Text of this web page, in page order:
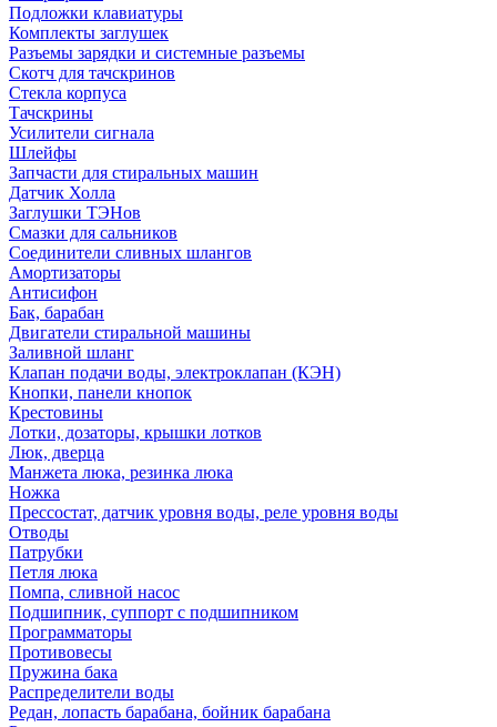
Подложки клавиатуры
Комплекты заглушек
Разъемы зарядки и системные разъемы
Скотч для тачскринов
Стекла корпуса
Тачскрины
Усилители сигнала
Шлейфы
Запчасти для стиральных машин
Датчик Холла
Заглушки ТЭНов
Смазки для сальников
Соединители сливных шлангов
Амортизаторы
Антисифон
Бак, барабан
Двигатели стиральной машины
Заливной шланг
Клапан подачи воды, электроклапан (КЭН)
Кнопки, панели кнопок
Крестовины
Лотки, дозаторы, крышки лотков
Люк, дверца
Манжета люка, резинка люка
Ножка
Прессостат, датчик уровня воды, реле уровня воды
Отводы
Патрубки
Петля люка
Помпа, сливной насос
Подшипник, суппорт с подшипником
Программаторы
Противовесы
Пружина бака
Распределители воды
Редан, лопасть барабана, бойник барабана